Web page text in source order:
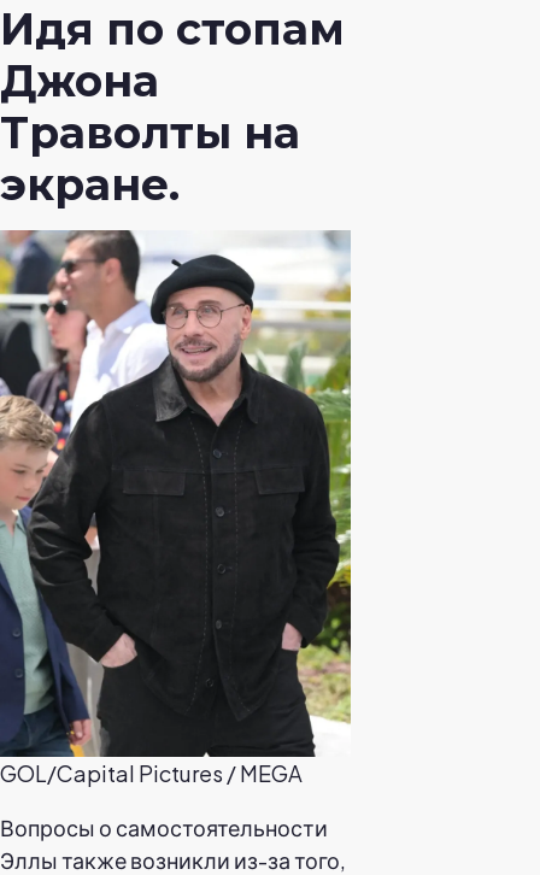
Идя по стопам
Джона
Траволты на
экране.
GOL/Capital Pictures / MEGA
Вопросы о самостоятельности
Эллы также возникли из-за того,